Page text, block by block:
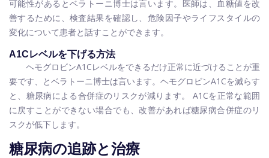
可能性があるとベラトーニ博士は言います。医師は、血糖値を改
善するために、検査結果を確認し、危険因子やライフスタイルの
変化について患者と話すことができます。
A1Cレベルを下げる方法
ヘモグロビンA1Cレベルをできるだけ正常に近づけることが重
要です、とベラトーニ博士は言います。ヘモグロビンA1Cを減らす
と、糖尿病による合併症のリスクが減ります。 A1Cを正常な範囲
に戻すことができない場合でも、改善があれば糖尿病合併症のリ
スクが低下します。
糖尿病の追跡と治療